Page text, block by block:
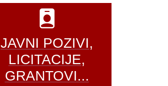
JAVNI POZIVI,
LICITACIJE,
GRANTOVI...